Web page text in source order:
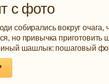
с фото
собирались вокруг очага,
но привычка
шашлык: пошаговый